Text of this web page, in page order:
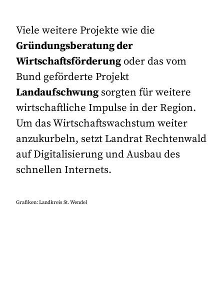
Viele weitere Projekte wie die
Gründungsberatung der
Wirtschaftsförderung oder das vom
Bund geförderte Projekt
Landaufschwung sorgten für weitere
wirtschaftliche Impulse in der Region.
Um das Wirtschaftswachstum weiter
anzukurbeln, setzt Landrat Rechtenwald
auf Digitalisierung und Ausbau des
schnellen Internets.
Grafiken: Landkreis St. Wendel